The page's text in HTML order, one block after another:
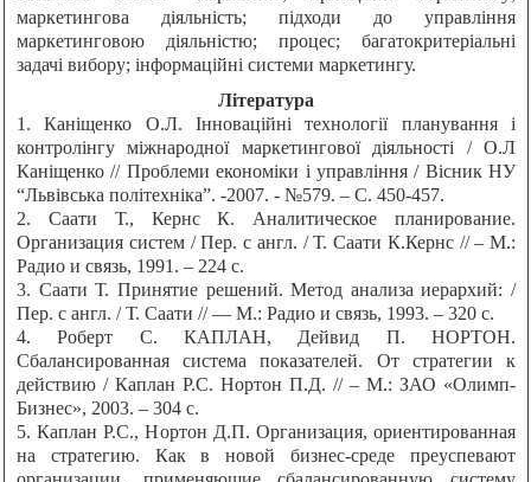
маркетингова діяльність; підходи до управління
маркетинговою діяльністю; процес; багатокритеріальні
задачі вибору; інформаційні системи маркетингу.
Література
1. Каніщенко О.Л. Інноваційні технології планування і
контролінгу міжнародної маркетингової діяльності / О.Л
Каніщенко // Проблеми економіки і управління / Вісник НУ
“Львівська політехніка”. -2007. - №579. – С. 450-457.
2. Саати Т., Кернс К. Аналитическое планирование.
Организация систем / Пер. с англ. / Т. Саати К.Кернс // – М.:
Радио и связь, 1991. – 224 с.
3. Саати Т. Принятие решений. Метод анализа иерархий: /
Пер. с англ. / Т. Саати // — М.: Радио и связь, 1993. – 320 с.
4. Роберт С. КАПЛАН, Дейвид П. НОРТОН.
Сбалансированная система показателей. От стратегии к
действию / Каплан Р.С. Нортон П.Д. // – М.: ЗАО «Олимп-
Бизнес», 2003. – 304 с.
5. Каплан Р.С., Нортон Д.П. Организация, ориентированная
на стратегию. Как в новой бизнес-среде преуспевают